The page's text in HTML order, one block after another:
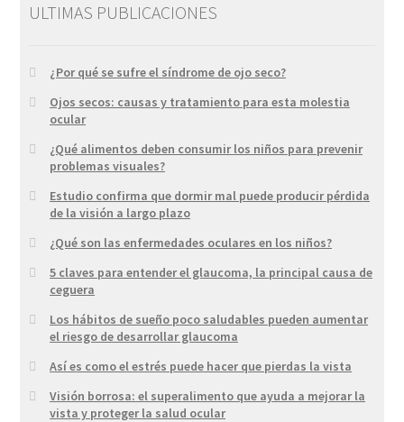
ULTIMAS PUBLICACIONES
¿Por qué se sufre el síndrome de ojo seco?
Ojos secos: causas y tratamiento para esta molestia
ocular
¿Qué alimentos deben consumir los niños para prevenir
problemas visuales?
Estudio confirma que dormir mal puede producir pérdida
de la visión a largo plazo
¿Qué son las enfermedades oculares en los niños?
5 claves para entender el glaucoma, la principal causa de
ceguera
Los hábitos de sueño poco saludables pueden aumentar
el riesgo de desarrollar glaucoma
Así es como el estrés puede hacer que pierdas la vista
Visión borrosa: el superalimento que ayuda a mejorar la
vista y proteger la salud ocular